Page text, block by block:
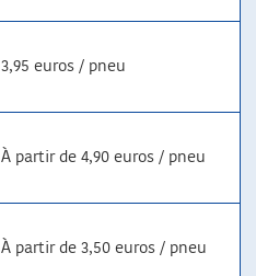
3,95 euros / pneu
À partir de 4,90 euros / pneu
À partir de 3,50 euros / pneu